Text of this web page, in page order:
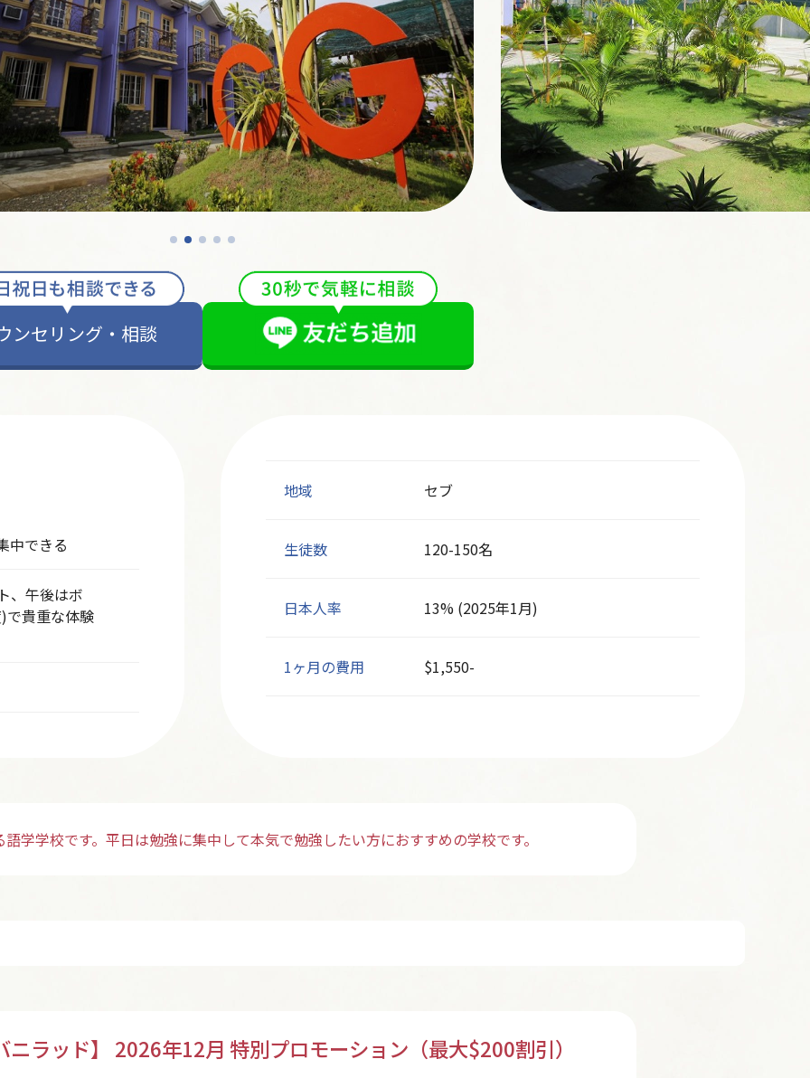
ンセリング・相談
中できる
、午後はボ
で貴重な体験
地域 セブ
生徒数 120-150名
日本人率 13% (2025年1月)
1ヶ月の費用 $1,550-
学学校です。平日は勉強に集中して本気で勉強したい方におすすめの学校です。
ニラッド】 2026年12月 特別プロモーション（最大$200割引）